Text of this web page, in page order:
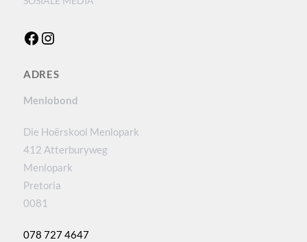
Facebook
Instagram
ADRES
Menlobond
Die Hoërskool Menlopark
412 Atterburyweg
Menlopark
Pretoria
0081
078 727 4647